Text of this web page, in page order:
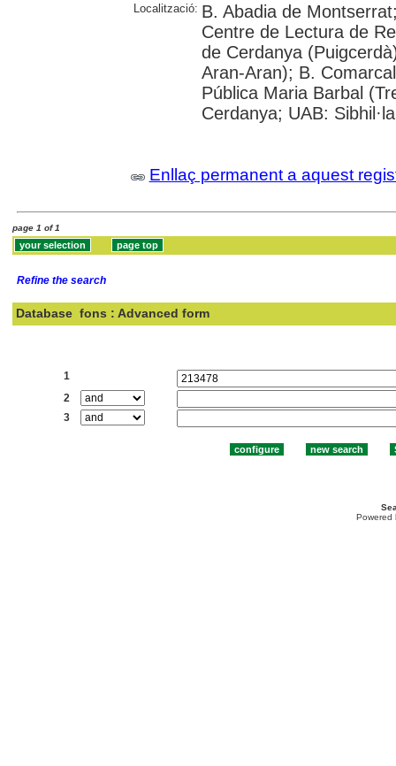
Localització: B. Abadia de
Centre de Lectura de
de Cerdanya
Aran-Aran); B.
Pública Maria Barbal
Cerdanya; UAB: Sibhil·la
Enllaç permanent a aquest
page 1 of 1
Refine the search
Database fons : Advanced form
1
2
3